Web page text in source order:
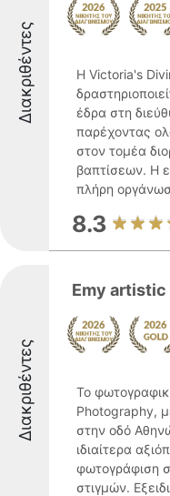
Διακριθέντες
Η Victoria's
έδρα στη
παρέχοντας
στον τομέα
βαπτίσεων. Η
πλήρη
8.3
Διακριθέντες
Emy
Το
Photography,
στην οδό
ιδιαίτερα
φωτογράφιση
στιγμών.